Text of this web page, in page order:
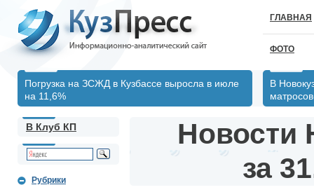
ГЛАВНАЯ
ФОТО
Погрузка на ЗСЖД в Кузбассе выросла в июле
на 11,6%
В
В Клуб КП
Рубрики
Новости
за